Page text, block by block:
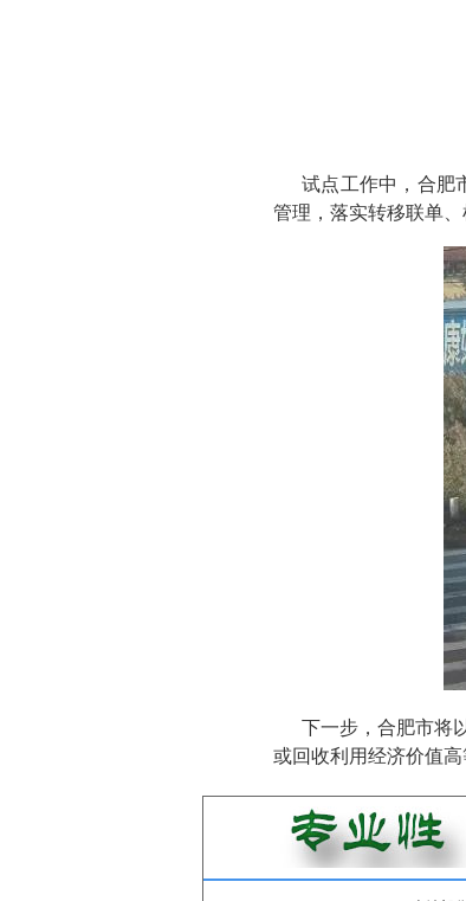
试点工作中，合肥
管理，落实转移联单
下一步，合肥市将
或回收利用经济价值